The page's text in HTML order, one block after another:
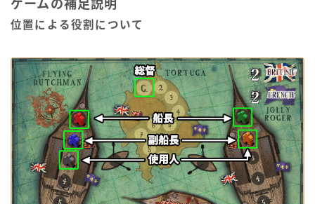
ゲームの補足説明
位置による役割について